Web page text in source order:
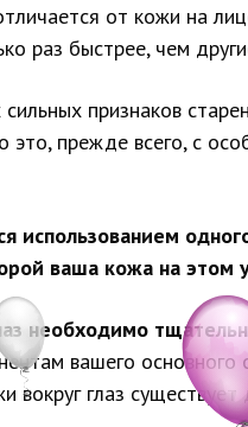
от кожи на
раз быстрее, чем
признаков
это, прежде всего, с
использованием
ваша кожа на
необходимо
вашего основного
глаз